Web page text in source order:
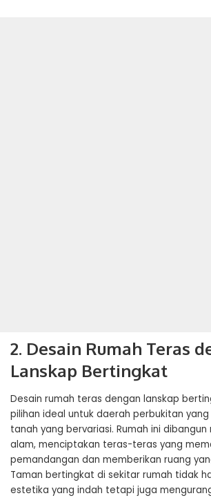
2. Desain Rumah Teras
Lanskap Bertingkat
Desain rumah teras dengan lanskap
pilihan ideal untuk daerah perbukitan
tanah yang bervariasi. Rumah ini
alam, menciptakan teras-teras yang
pemandangan dan memberikan ruang
Taman bertingkat di sekitar rumah tidak
estetika yang indah tetapi juga